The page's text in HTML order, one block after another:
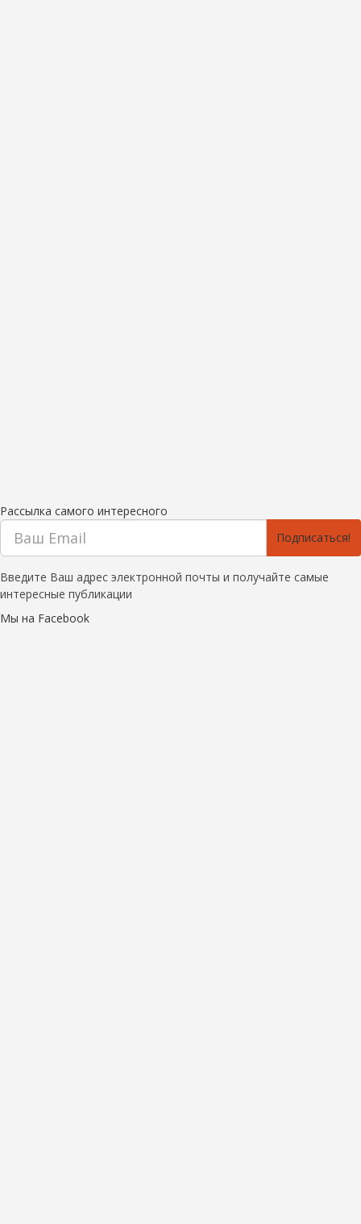
Рассылка самого интересного
Подписаться!
Введите Ваш адрес электронной почты и получайте самые
интересные публикации
Мы на Facebook